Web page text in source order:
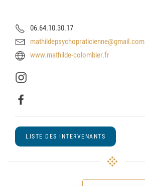
06.64.10.30.17
mathildepsychopraticienne@gmail.com
www.mathilde-colombier.fr
LISTE DES INTERVENANTS